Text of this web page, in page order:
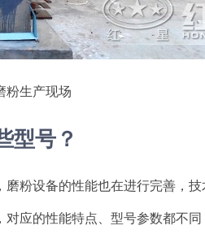
粉生产现场
型号？
粉设备的性能也在进行完善，
应的性能特点、型号参数都不